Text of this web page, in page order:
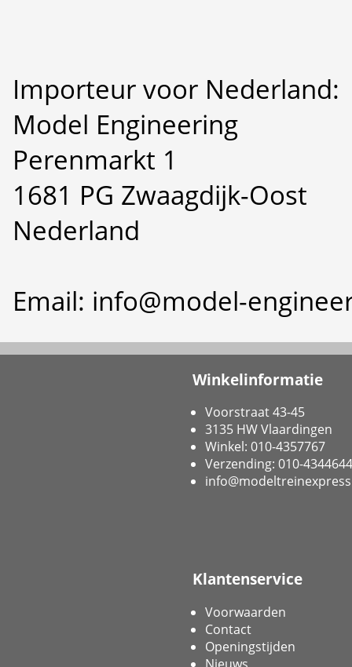
Importeur voor Nederland:
Model Engineering
Perenmarkt 1
1681 PG Zwaagdijk-Oost
Nederland
Email: info@model-
Winkelinformatie
Voorstraat 43-45
3135 HW Vlaardingen
Winkel: 010-4357767
Verzending: 010-4344644
Klantenservice
Voorwaarden
Contact
Openingstijden